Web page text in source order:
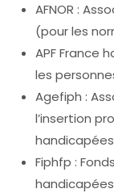
AFNOR :
(pour les
APF France
les
Agefiph :
l’insertion
Fiphfp :